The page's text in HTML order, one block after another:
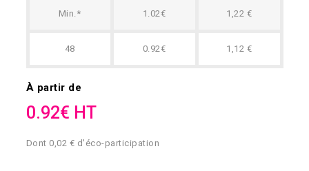
Min.* 1.02€ 1,22 €
48 0.92€ 1,12 €
À partir de
0.92€ HT
Dont 0,02 € d'éco-participation